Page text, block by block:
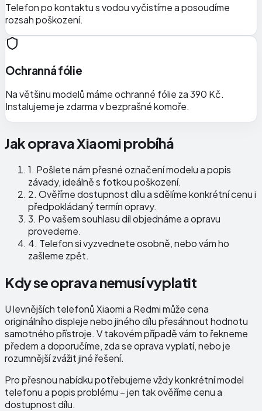
Telefon po kontaktu s vodou vyčistíme a posoudíme
rozsah poškození.
Ochranná fólie
Na většinu modelů máme ochranné fólie za 390 Kč.
Instalujeme je zdarma v bezprašné komoře.
Jak oprava Xiaomi probíhá
1. Pošlete nám přesné označení modelu a popis
závady, ideálně s fotkou poškození.
2. Ověříme dostupnost dílu a sdělíme konkrétní cenu i
předpokládaný termín opravy.
3. Po vašem souhlasu díl objednáme a opravu
provedeme.
4. Telefon si vyzvednete osobně, nebo vám ho
zašleme zpět.
Kdy se oprava nemusí vyplatit
U levnějších telefonů Xiaomi a Redmi může cena
originálního displeje nebo jiného dílu přesáhnout hodnotu
samotného přístroje. V takovém případě vám to řekneme
předem a doporučíme, zda se oprava vyplatí, nebo je
rozumnější zvážit jiné řešení.
Pro přesnou nabídku potřebujeme vždy konkrétní model
telefonu a popis problému – jen tak ověříme cenu a
dostupnost dílu.